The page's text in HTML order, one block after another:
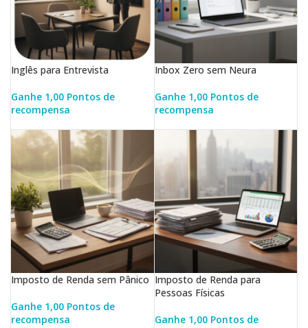
Inglês para Entrevista
Ganhe 1,00 Pontos de
recompensa
Inbox Zero sem Neura
Ganhe 1,00 Pontos de
recompensa
Imposto de Renda sem Pânico
Ganhe 1,00 Pontos de
recompensa
Imposto de Renda para
Pessoas Físicas
Ganhe 1,00 Pontos de